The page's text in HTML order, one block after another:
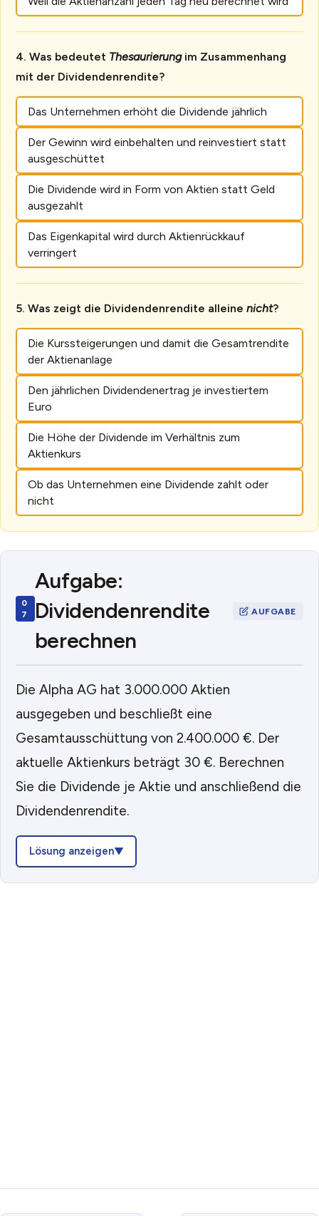
Was bedeutet Thesaurierungim Zusammenhang
mit der Dividendenrendite?
Das Unternehmen erhöht die Dividende jährlich
Der Gewinn wird einbehalten und reinvestiert statt
ausgeschüttet
Die Dividende wird in Form von Aktien statt Geld
ausgezahlt
Das Eigenkapital wird durch Aktienrückkauf
verringert
Was zeigt die Dividendenrendite alleinenicht?
Die Kurssteigerungen und damit die Gesamtrendite
der Aktienanlage
Den jährlichen Dividendenertrag je investiertem
Euro
Die Höhe der Dividende im Verhältnis zum
Aktienkurs
Ob das Unternehmen eine Dividende zahlt oder
nicht
Aufgabe:
Dividendenrendite
berechnen
Die Alpha AG hat 3.000.000 Aktien
ausgegeben und beschließt eine
Gesamtausschüttung von 2.400.000 €. Der
aktuelle Aktienkurs beträgt 30 €. Berechnen
Sie die Dividende je Aktie und anschließend die
Dividendenrendite.
Lösung anzeigen